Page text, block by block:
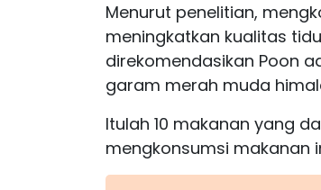
Menurut penelitian,
meningkatkan kualitas
direkomendasikan Poon
garam merah muda
Itulah 10 makanan yang
mengkonsumsi makanan